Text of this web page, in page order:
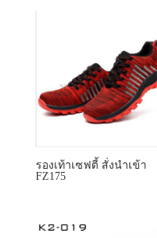
รองเท้าเซฟตี้ สั่งนำเข้า
FZ175